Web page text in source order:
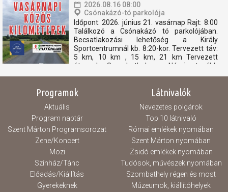
2026.08.16 08:00
Csónakázó-tó parkolója
Időpont: 2026. június 21. vasárnap Rajt: 8:00
Találkozó a Csónakázó tó parkolójában.
Becsatlakozási lehetőség a Király
Sportcentrumnál kb. 8:20-kor. Tervezett táv:
5 km, 10 km , 15 km, 21 km Tervezett
útvonal: Szombathely - Nárai -tovább
Programok
Aktuális
Program naptár
Szent Márton Programsorozat
Zene/Koncert
Mozi
Színház/Tánc
Előadás/Kiállítás
Gyerekeknek
Látnivalók
Nevezetes polgárok
Top 10 látnivaló
Római emlékek nyomában
Szent Márton nyomában
Zsidó emlékek nyomában
Tudósok, művészek nyomában
Szombathely régen és most
Múzeumok, kiállítóhelyek